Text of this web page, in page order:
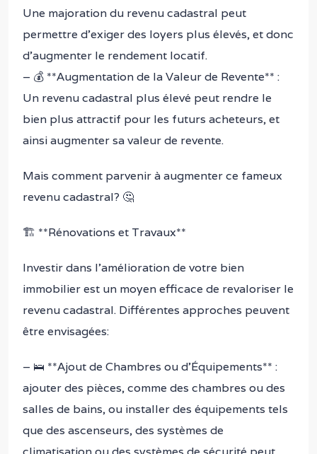
Une majoration du revenu cadastral peut
permettre d’exiger des loyers plus élevés, et donc
d’augmenter le rendement locatif.
– 💰 **Augmentation de la Valeur de Revente** :
Un revenu cadastral plus élevé peut rendre le
bien plus attractif pour les futurs acheteurs, et
ainsi augmenter sa valeur de revente.
Mais comment parvenir à augmenter ce fameux
revenu cadastral? 🤔
🏗️ **Rénovations et Travaux**
Investir dans l’amélioration de votre bien
immobilier est un moyen efficace de revaloriser le
revenu cadastral. Différentes approches peuvent
être envisagées:
– 🛌 **Ajout de Chambres ou d’Équipements** :
ajouter des pièces, comme des chambres ou des
salles de bains, ou installer des équipements tels
que des ascenseurs, des systèmes de